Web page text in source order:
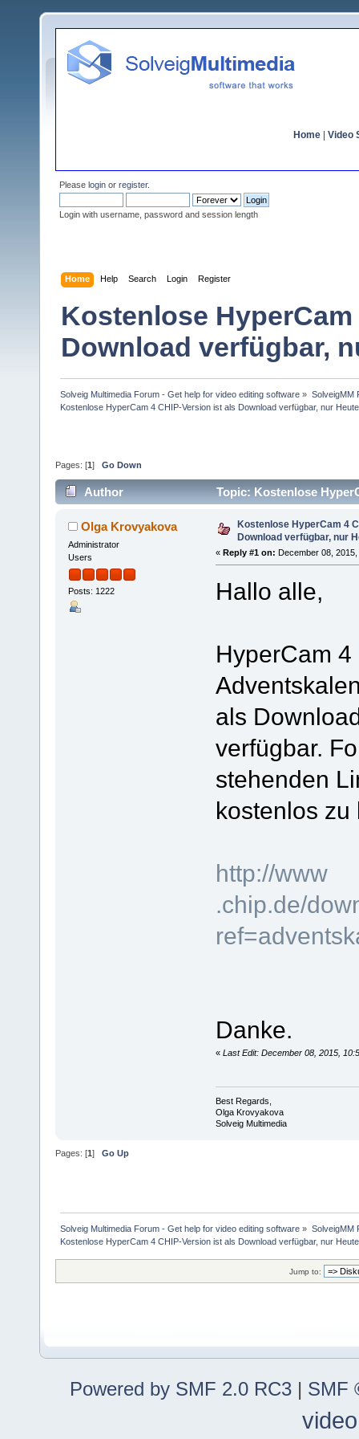
Home Video
Please login or register.
Login with username, password and session length
Home Help Search Login Register
Kostenlose
Download verfügbar,
Solveig Multimedia Forum - Get help for video editing software » SolveigMM
Kostenlose HyperCam 4 CHIP-Version ist als Download verfügbar, nur Heute
Pages: [1 ] Go Down
Author
Topic: Kostenlose
Olga Krovyakova
Administrator
Users
Posts: 1222
Kostenlose HyperCam 4
Download verfügbar, nur
« Reply #1 on: December 08,
Hallo alle,
HyperCam
als
verfügbar.
stehenden
kostenlos zu
http://www
.chip.de/
Danke.
« Last Edit: December 08, 2015,
Best Regards,
Olga Krovyakova
Solveig Multimedia
Pages: [1] Go Up
Solveig Multimedia Forum - Get help for video editing software » SolveigMM
Kostenlose HyperCam 4 CHIP-Version ist als Download verfügbar, nur Heute
Jump to:
Powered by SMF 2.0 RC3 | SMF